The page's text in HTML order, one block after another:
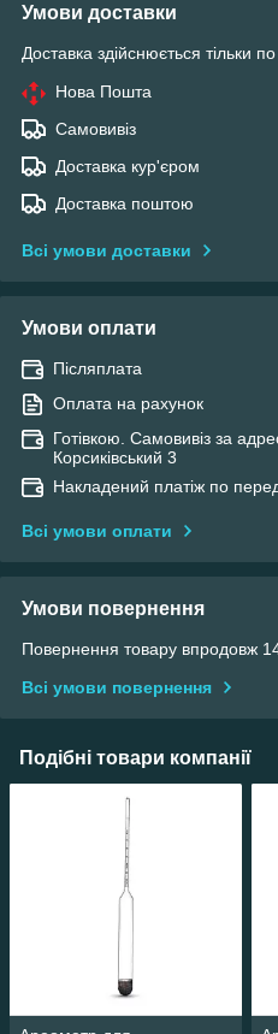
Умови доставки
Доставка здійснюється тільки
Нова Пошта
Самовивіз
Доставка кур'єром
Доставка поштою
Всі умови доставки
Умови оплати
Післяплата
Оплата на рахунок
Готівкою. Самовивіз за
Корсиківський 3
Накладений платіж по
Всі умови оплати
Умови повернення
Повернення товару впродовж
Всі умови повернення
Подібні товари компанії